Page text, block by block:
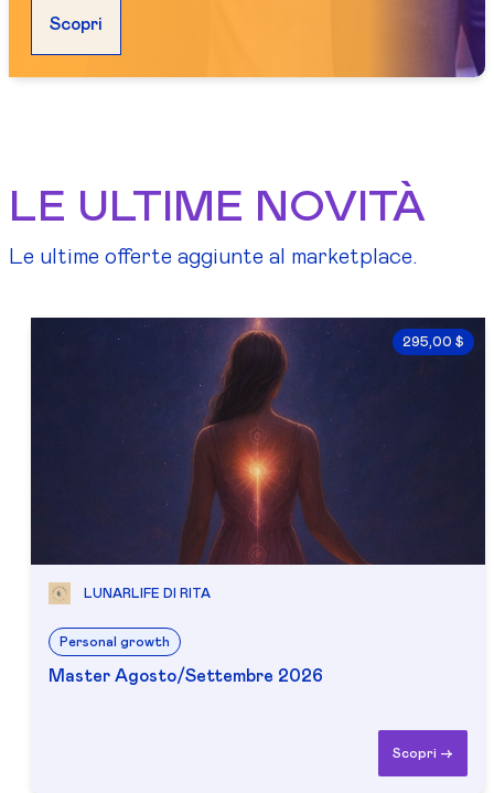
Scopri
LE ULTIME NOVITÀ
Le ultime offerte aggiunte al marketplace.
295,00 $
LUNARLIFE DI RITA
Personal growth
Master Agosto/Settembre 2026
Scopri ->